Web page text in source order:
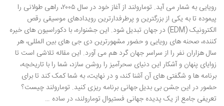
رویایی به شمار می آید. تومارولند از آغاز خود در سال ۲۰۰۵، راهی طولانی را
پیموده تا به یکی از بزرگترین و پرطرفدارترین رویدادهای موسیقی رقص
الکترونیک (EDM) در جهان تبدیل شود. این جشنواره، با دکوراسیون های خیره
کننده، صحنه های رویایی و حضور مشهورترین دی جی های بین المللی، هر
سال هزاران نفر را از سراسر جهان گرد هم می آورد. این مقاله تلاشی است تا
زوایای پنهان و آشکار این دنیای سحرآمیز را روشن سازد، شما را با تاریخچه،
برنامه ها و شگفتی های آن آشنا کند، و در نهایت، به شما کمک کند تا برای
حضور در این جشن بی بدیل جهانی برنامه ریزی کنید. تومارولند چیست؟
تعریفی جامع از یک پدیده جهانی فستیوال تومارولند، در ساده …